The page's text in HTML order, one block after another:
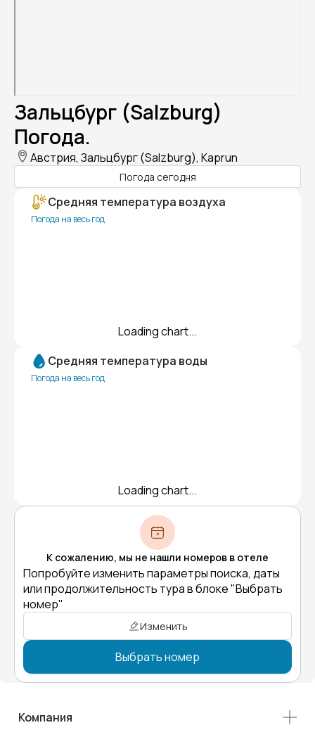
Зальцбург (Salzburg)
Погода.
Австрия, Зальцбург (Salzburg), Kaprun
Погода сегодня
Средняя температура воздуха
Погода на весь год
Loading chart...
Средняя температура воды
Погода на весь год
Loading chart...
К сожалению, мы не нашли номеров в отеле
Попробуйте изменить параметры поиска, даты
или продолжительность тура в блоке "Выбрать
номер"
Изменить
Выбрать номер
Компания